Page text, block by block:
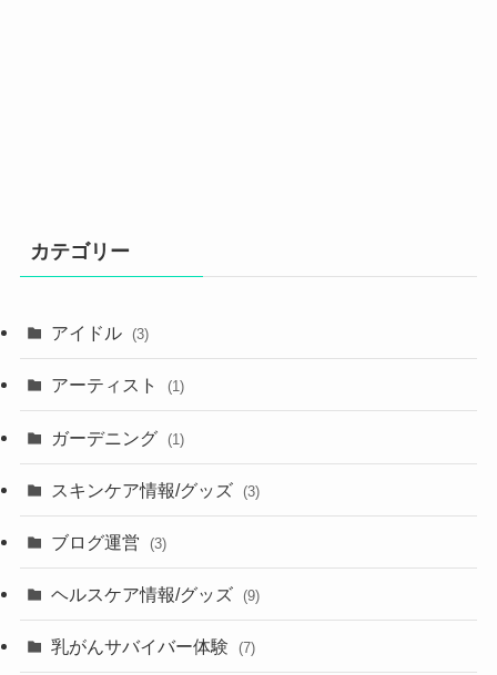
カテゴリー
アイドル (3)
アーティスト (1)
ガーデニング (1)
スキンケア情報/グッズ (3)
ブログ運営 (3)
ヘルスケア情報/グッズ (9)
乳がんサバイバー体験 (7)